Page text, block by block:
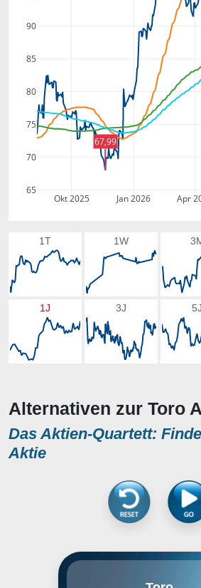
Okt 2025 Jan 2026 Apr
65
70
75
80
85
90
67,99
1T 1W
1J 3J 5J
Alternativen zur Toro
Das Aktien-Quartett:
Aktie